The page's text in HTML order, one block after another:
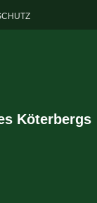
Köterbergs